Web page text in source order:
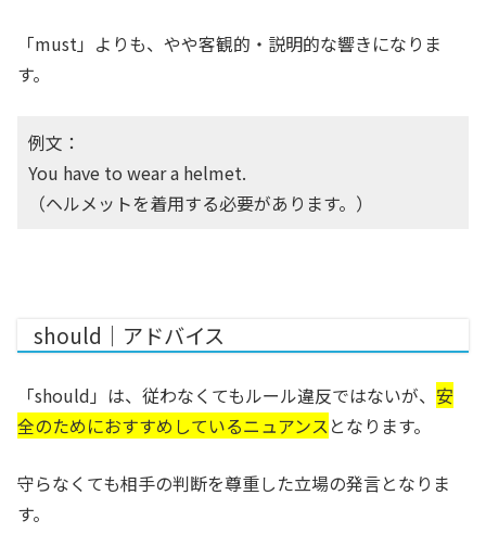
「must」よりも、やや客観的・説明的な響きになりま
す。
例文：
You have to wear a helmet.
（ヘルメットを着用する必要があります。）
should｜アドバイス
「should」は、従わなくてもルール違反ではないが、 安
全のためにおすすめしているニュアンスとなります。
守らなくても相手の判断を尊重した立場の発言となりま
す。